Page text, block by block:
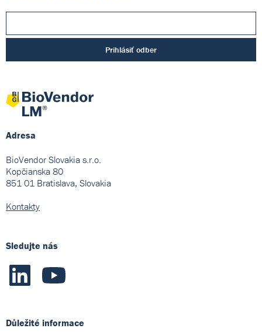
Prihlásiť odber
Adresa
BioVendor Slovakia s.r.o.
Kopčianska 80
851 01 Bratislava, Slovakia
Kontakty
Sledujte nás
Důležité informace